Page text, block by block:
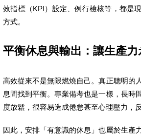
效指標（KPI）設定、例行檢核等，都是
方式。
平衡休息與輸出：讓生產力
高效從來不是無限燃燒自己。真正聰明的
息間找到平衡。專業備考也是一樣，長時
度放鬆，很容易造成倦怠甚至心理壓力，
因此，安排「有意識的休息」也屬於生產